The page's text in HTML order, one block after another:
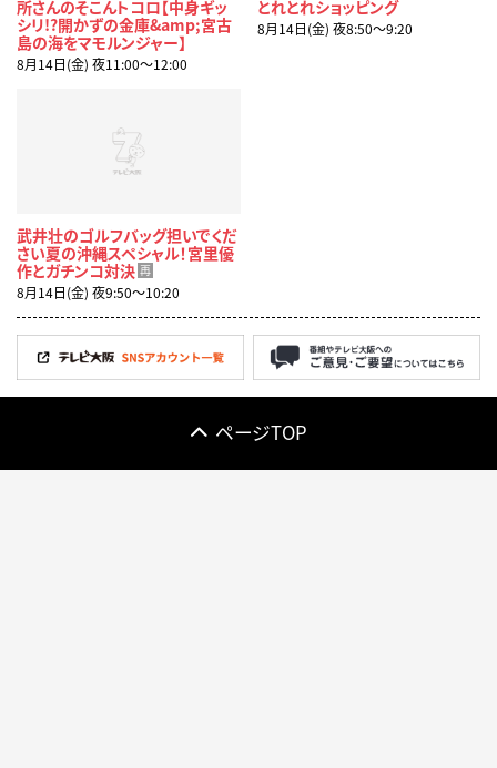
所さんのそこんトコロ【中身ギッ
シリ!?開かずの金庫&amp;宮古
島の海をマモルンジャー】
8月14日(金) 夜11:00〜12:00
とれとれショッピング
8月14日(金) 夜8:50〜9:20
武井壮のゴルフバッグ担いでくだ
さい夏の沖縄スペシャル！宮里優
作とガチンコ対決 再
8月14日(金) 夜9:50〜10:20
ページTOP